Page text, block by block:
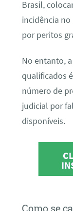
Brasil,
incidência
por peritos
No entanto,
qualificados
número de
judicial por
disponíveis.
Como se